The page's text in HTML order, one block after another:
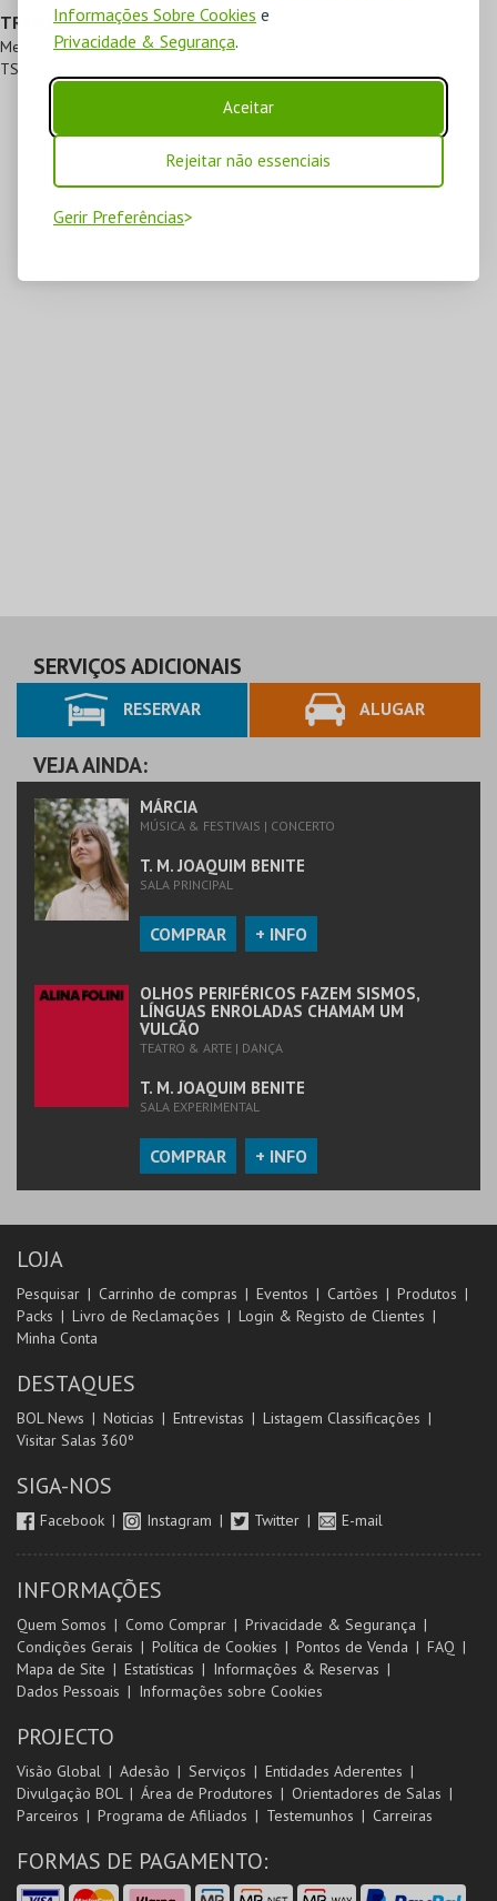
Informações Sobre Cookies e
Privacidade & Segurança.
Aceitar
Rejeitar não essenciais
Gerir Preferências
TRANSPORTES PÚBLICOS
Metro Sul do Tejo
TST
SERVIÇOS ADICIONAIS
RESERVAR ALUGAR
VEJA AINDA:
MÁRCIA
MÚSICA & FESTIVAIS | CONCERTO
T. M. JOAQUIM BENITE
SALA PRINCIPAL
COMPRAR + INFO
OLHOS PERIFÉRICOS FAZEM SISMOS,
LÍNGUAS ENROLADAS CHAMAM UM
VULCÃO
TEATRO & ARTE | DANÇA
T. M. JOAQUIM BENITE
SALA EXPERIMENTAL
COMPRAR + INFO
LOJA
Pesquisar Carrinho de compras Eventos Cartões
Produtos
Packs
Livro de Reclamações
Login & Registo de Clientes
Minha Conta
DESTAQUES
BOL News Noticias Entrevistas
Listagem Classificações
Visitar Salas 360º
SIGA-NOS
Facebook Instagram Twitter E-mail
INFORMAÇÕES
Quem Somos Como Comprar
Privacidade & Segurança
Condições Gerais
Política de Cookies Pontos de Venda
FAQ
Mapa de Site
Estatísticas
Informações & Reservas
Dados Pessoais
Informações sobre Cookies
PROJECTO
Visão Global Adesão Serviços
Entidades Aderentes
Divulgação BOL
Área de Produtores
Orientadores de Salas
Parceiros
Programa de Afiliados Testemunhos Carreiras
FORMAS DE PAGAMENTO: